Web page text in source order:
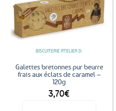
Ajouter
aux
favoris
BISCUITERIE ATELIER D.
Galettes bretonnes pur beurre
frais aux éclats de caramel –
120g
3,70€